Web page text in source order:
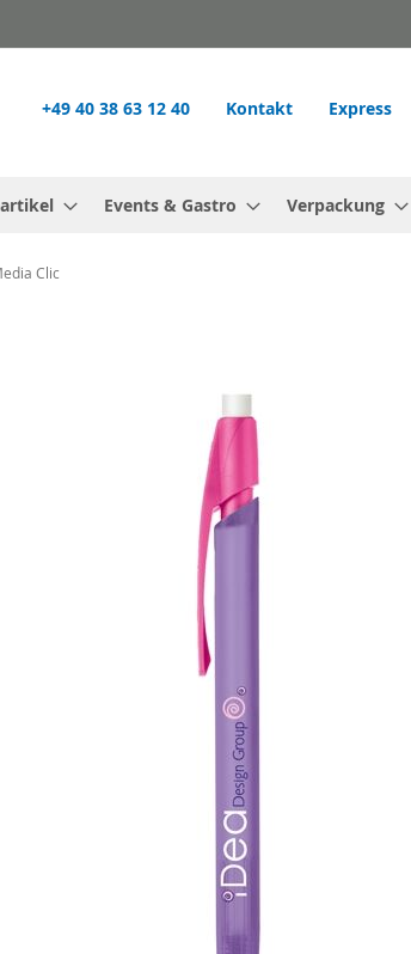
+49 40 38 63 12 40 Kontakt Express
Events & Gastro Verpackung
Clic